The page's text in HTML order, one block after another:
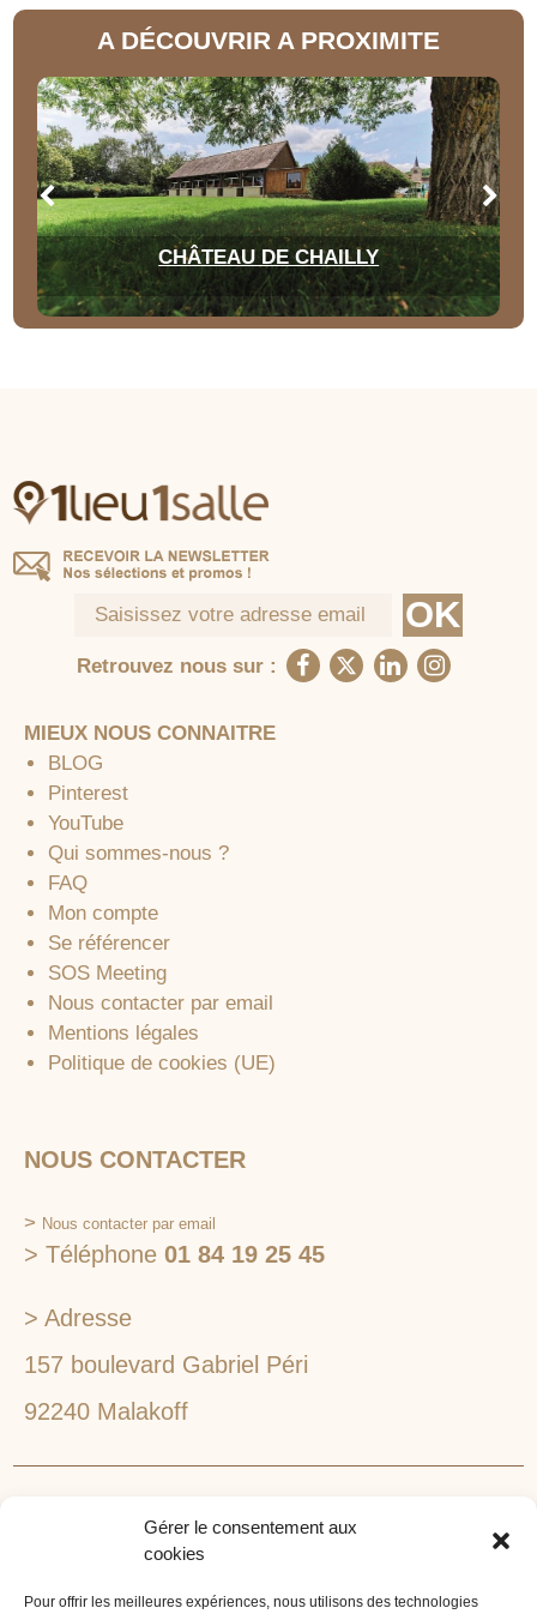
Gérer le consentement aux
cookies
Pour offrir les meilleures expériences, nous utilisons des technologies
A DÉCOUVRIR A PROXIMITE
CHÂTEAU DE CHAILLY
Retrouvez nous sur :
MIEUX NOUS CONNAITRE
BLOG
Pinterest
YouTube
Qui sommes-nous ?
FAQ
Mon compte
Se référencer
SOS Meeting
Nous contacter par email
Mentions légales
Politique de cookies (UE)
NOUS CONTACTER
> Nous contacter par email
> Téléphone 01 84 19 25 45
> Adresse
157 boulevard Gabriel Péri
92240 Malakoff
1lieu1salle est spécialisé dans la recherche de lieux
événements d'entreprise. 1lieu1salle recherche